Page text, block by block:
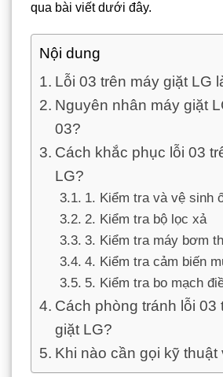
qua bài viết dưới đây.
Nội dung
Lỗi 03 trên máy giặt LG
Nguyên nhân máy giặt
03?
Cách khắc phục lỗi 03
LG?
1. Kiểm tra và vệ sinh
2. Kiểm tra bộ lọc xả
3. Kiểm tra máy bơm
4. Kiểm tra cảm biến
5. Kiểm tra bo mạch
Cách phòng tránh lỗi 03
giặt LG?
Khi nào cần gọi kỹ thuật